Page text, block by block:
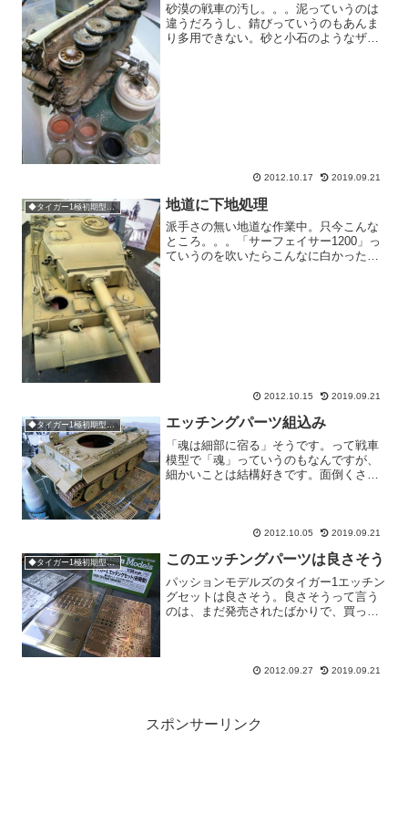
砂漠の戦車の汚し。。。泥っていうのは
違うだろうし、錆びっていうのもあんま
り多用できない。砂と小石のようなザラ
2012.10.17 2019.09.21
◆タイガー1極初期型132号車 地道に下地処理
派手さの無い地道な作業中。只今こんな
ところ。。。「サーフェイサー1200」っ
ていうのを吹いたらこんなに白かった
2012.10.15 2019.09.21
◆タイガー1極初期型132号車 エッチングパーツ組込み
「魂は細部に宿る」そうです。って戦車
模型で「魂」っていうのもなんですが、
細かいことは結構好きです。面倒くさい
うのを使っており...2012.10.05 2019.09.21
◆タイガー1極初期型132号車 このエッチングパーツは良さそう
パッションモデルズのタイガー1エッチン
グセットは良さそう。良さそうって言う
のは、まだ発売されたばかりで、買った
も付いて1600円です...2012.09.27 2019.09.21
スポンサーリンク